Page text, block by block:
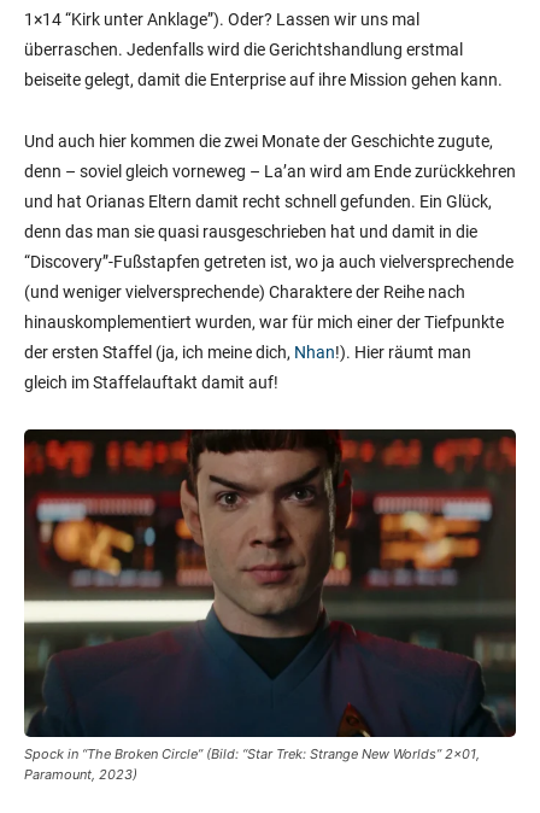
1×14 “Kirk unter Anklage”). Oder? Lassen wir uns mal
überraschen. Jedenfalls wird die Gerichtshandlung erstmal
beiseite gelegt, damit die Enterprise auf ihre Mission gehen kann.
Und auch hier kommen die zwei Monate der Geschichte zugute,
denn – soviel gleich vorneweg – La’an wird am Ende zurückkehren
und hat Orianas Eltern damit recht schnell gefunden. Ein Glück,
denn das man sie quasi rausgeschrieben hat und damit in die
“Discovery”-Fußstapfen getreten ist, wo ja auch vielversprechende
(und weniger vielversprechende) Charaktere der Reihe nach
hinauskomplementiert wurden, war für mich einer der Tiefpunkte
der ersten Staffel (ja, ich meine dich, Nhan!). Hier räumt man
gleich im Staffelauftakt damit auf!
Spock in “The Broken Circle” (Bild: “Star Trek: Strange New Worlds” 2×01,
Paramount, 2023)